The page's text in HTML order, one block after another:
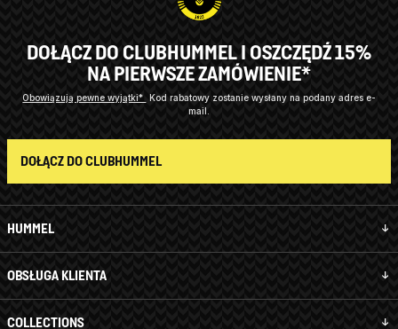
HUMMEL
OBSŁUGA KLIENTA
COLLECTIONS
DOŁĄCZ DO CLUBHUMMEL I OSZCZĘDŹ 15%
NA PIERWSZE ZAMÓWIENIE*
Obowiązują pewne wyjątki* Kod rabatowy zostanie wysłany na podany adres e-
mail.
DOŁĄCZ DO CLUBHUMMEL